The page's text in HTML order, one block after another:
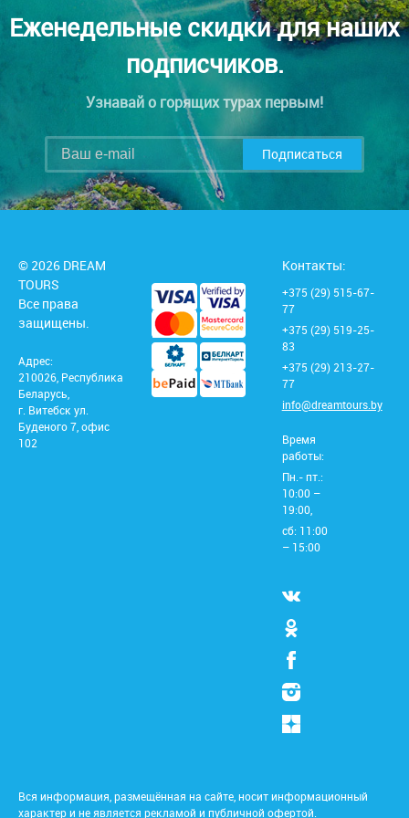
Еженедельные скидки для наших
подписчиков.
Узнавай о горящих турах первым!
Подписаться
© 2026 DREAM
TOURS
Все права
защищены.
Адрес:
210026, Республика
Беларусь,
г. Витебск ул.
Буденого 7, офис
102
Контакты:
+375 (29) 515-67-
77
+375 (29) 519-25-
83
+375 (29) 213-27-
77
info@dreamtours.by
Время
работы:
Пн.- пт.:
10:00 –
19:00,
сб: 11:00
– 15:00
Вся информация, размещённая на сайте, носит информационный
характер и не является рекламой и публичной офертой.